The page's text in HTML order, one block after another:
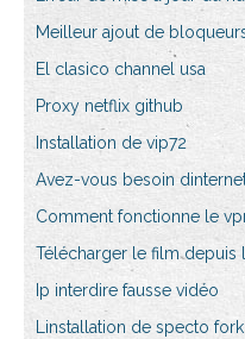
Meilleur ajout de
El clasico channel usa
Proxy netflix github
Installation de vip72
Avez-vous besoin
Comment fonctionne le
Télécharger le film depuis
Ip interdire fausse vidéo
Linstallation de specto